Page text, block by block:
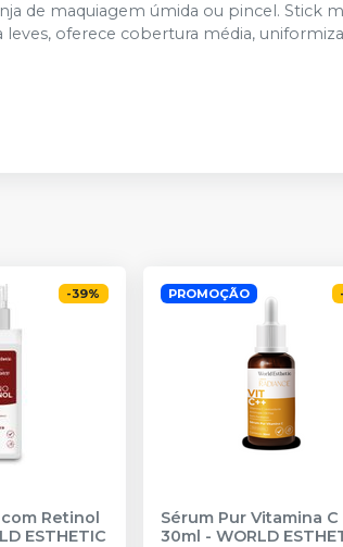
de maquiagem úmida ou pincel. Stick
leves, oferece cobertura média,
-39%
Retinol
ESTHETIC
PROMOÇÃO -
Sérum Pur Vitamina C
30ml - WORLD